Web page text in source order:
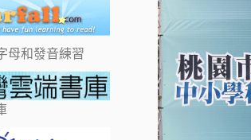
母和發音練習